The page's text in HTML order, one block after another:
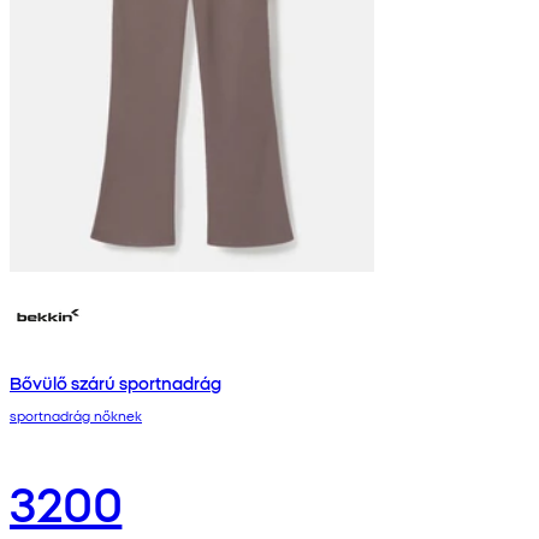
Bővülő szárú sportnadrág
sportnadrág nőknek
3200